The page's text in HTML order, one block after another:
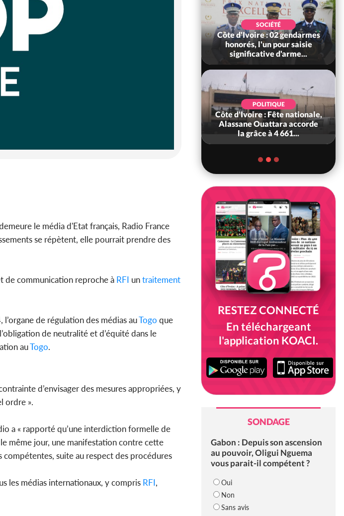
le média d'Etat français, Radio France
se répètent, elle pourrait prendre des
de communication reproche à RFI untraitement
de régulation des médias auTogo que
de neutralité et d’équité dans le
auTogo.
d’envisager des mesures appropriées, y
ordre ».
a « rapporté qu’une interdiction formelle de
même jour, une manifestation contre cette
suite au respect des procédures
les médias internationaux, y compris RFI,
SOCIÉTÉ
Côte d'Ivoire : 02 gendarmes
honorés, l'un pour saisie
significative d'arme...
POLITIQUE
Côte d'Ivoire : Fête nationale,
Alassane Ouattara accorde
la grâce à 4 661...
RESTEZ CONNECTÉ
En téléchargeant
l'application KOACI.
SONDAGE
Gabon : Depuis son ascension
au pouvoir, Oligui Nguema
vous parait-il compétent ?
Oui
Non
Sans avis